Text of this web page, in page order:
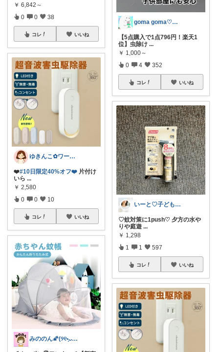
￥ 6,842～
0 0 38
コレ いいね
ゆきんこ✿ワーママ時短アイテム✿
❤️#10日限定40%オフ❤️ 片付け
いら ...
￥ 2,580
0 0 10
コレ いいね
みののん🌠(୨୧•͈ᴗ•͈)感謝♡
goma goma♡経由購入ありがとう✨
【5点購入で1点796円！楽天1
位】虫除け ...
￥ 1,000～
0 4 352
コレ いいね
いーと♡子ども日用品/スイーツギフト/猫
♡蚊対策に1push♡ 夕方の水や
りや庭遊 ...
￥ 1,298
1 1 597
コレ いいね